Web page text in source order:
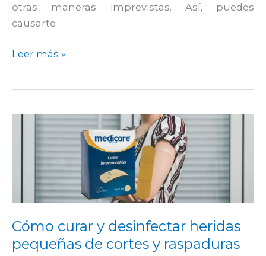
otras maneras imprevistas. Así, puedes
causarte
Leer más »
Cómo curar y desinfectar heridas
pequeñas de cortes y raspaduras
curar
desinfectar
heridas
pequeñas
cortes
y